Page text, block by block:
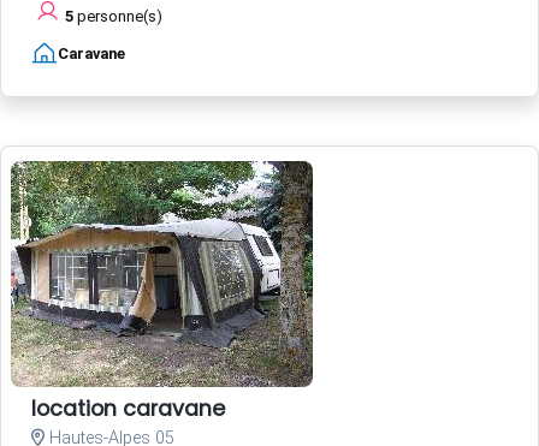
5 personne(s)
Caravane
location caravane
Hautes-Alpes 05